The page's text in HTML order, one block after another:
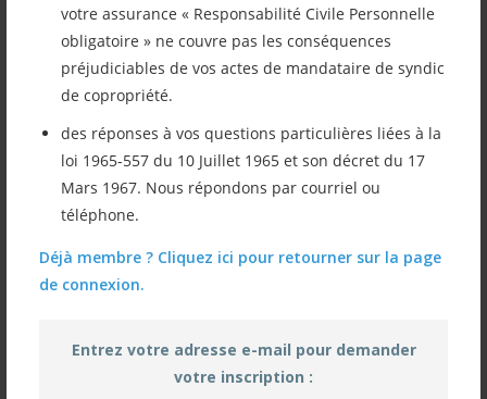
votre assurance « Responsabilité Civile Personnelle
obligatoire » ne couvre pas les conséquences
préjudiciables de vos actes de mandataire de syndic
de copropriété.
des réponses à vos questions particulières liées à la
loi 1965-557 du 10 Juillet 1965 et son décret du 17
Mars 1967. Nous répondons par courriel ou
téléphone.
Déjà membre ? Cliquez ici pour retourner sur la page
de connexion.
Entrez votre adresse e-mail pour demander
votre inscription :
28 août 2015. Elle vise à simplifier les
documents devant constituer le dossier de
vente d’un bien en copropriété ainsi que
ceux de l’avant-contrat de vente, promesse
de vente ou compromis.
Nos adhérents trouveront le détail avec les